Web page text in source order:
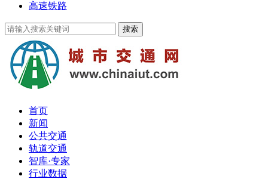
高速铁路
首页
新闻
公共交通
轨道交通
智库·专家
行业数据